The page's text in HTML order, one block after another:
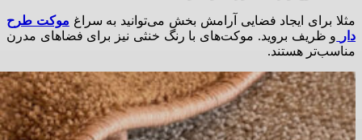
مثلا برای ایجاد فضایی آرامش بخش می‌توانید به سراغ موکت‌ طرح
دار
و ظریف بروید. موکت‌های با رنگ خنثی نیز برای فضاهای مدرن
مناسب‌تر هستند.